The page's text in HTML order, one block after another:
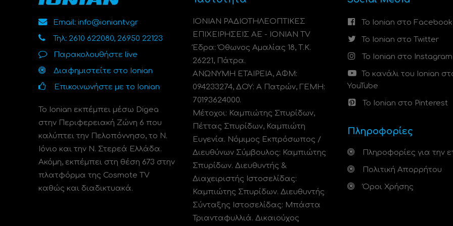
Email: info@ioniantv.gr
Τηλ: 2610 622080, 26950 22123
Παρακολουθήστε live
Διαφημιστείτε στο Ionian
Επικοινωνήστε με το Ionian
Το Ionian εκπέμπει μέσω Digea
στην Περιφερειακή Ζώνη 6 που
καλύπτει την Πελοπόννησο, το N.
Ιόνιο και την Ν. Στερεά Ελλάδα.
Ακόμη, εκπέμπει στη θέση 673 στην
πλατφόρμα της Cosmote TV
καθώς και διαδικτυακά.
ΙΟΝΙΑΝ ΡΑΔΙΟΤΗΛΕΟΠΤΙΚΕΣ
ΕΠΙΧΕΙΡΗΣΕΙΣ ΑΕ - IONIAN TV
Έδρα: Όθωνος Αμαλίας 18, Τ.Κ.
26221, Πάτρα.
ΑΝΩΝΥΜΗ ΕΤΑΙΡΕΙΑ, ΑΦΜ:
094233274, ΔΟΥ: A Πατρών, ΓΕΜΗ:
70193624000.
Μέτοχοι: Καμπιώτης Σπυρίδων,
Πέττας Σπυρίδων, Καμπιώτη
Ευγενία. Νόμιμος Εκπρόσωπος /
Διευθύνων Σύμβουλος: Καμπιώτης
Σπυρίδων. Διευθυντής &
Διαχειριστής Ιστοσελίδας:
Καμπιώτης Σπυρίδων. Διευθυντής
Σύνταξης Ιστοσελίδας: Μπάστα
Τριανταφυλλιά. Δικαιούχος
Το Ionian στο Facebook
Το Ionian στο Twitter
Το Ionian στο Instagram
Το κανάλι του Ionian
YouTube
Το Ionian στο Pinterest
Πληροφορίες
Πληροφορίες για την
Πολιτική Απορρήτου
Όροι Χρήσης